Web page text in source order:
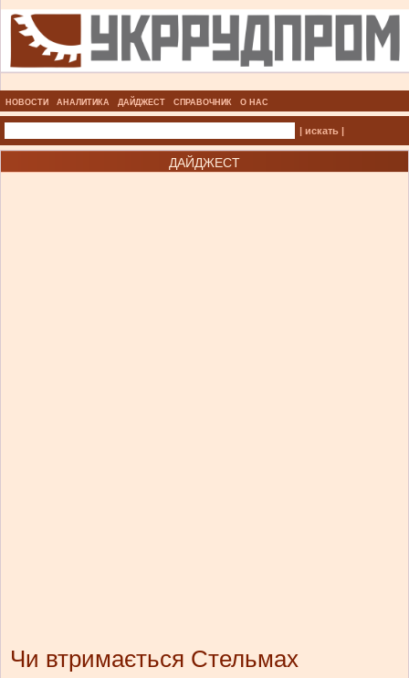
НОВОСТИ АНАЛИТИКА ДАЙДЖЕСТ СПРАВОЧНИК О НАС
| искать |
ДАЙДЖЕСТ
Чи втримається Стельмах